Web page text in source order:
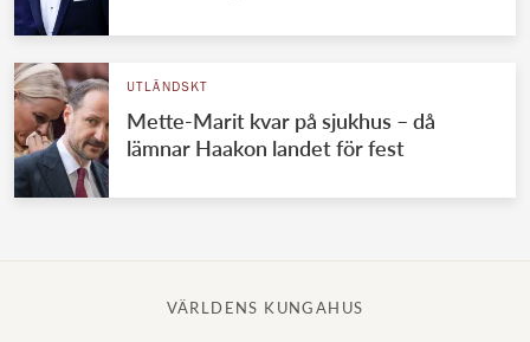
UTLÄNDSKT
Mette-Marit kvar på sjukhus – då
lämnar Haakon landet för fest
VÄRLDENS KUNGAHUS